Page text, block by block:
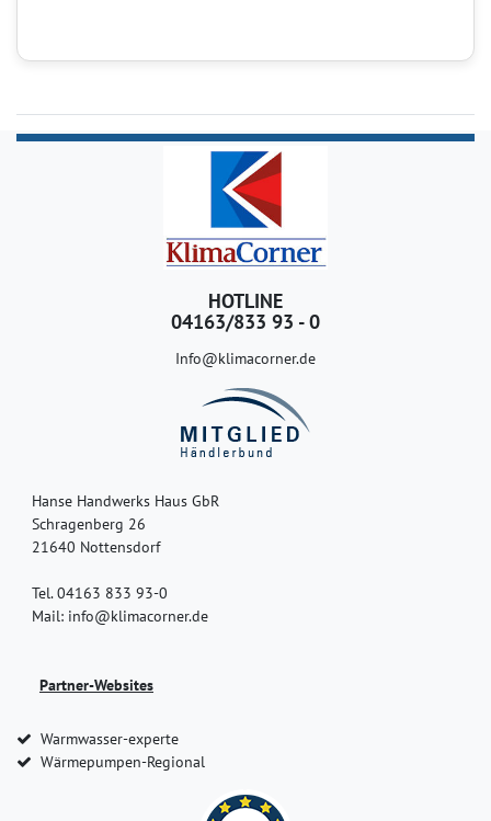
HOTLINE
04163/833 93 - 0
Info@klimacorner.de
Hanse Handwerks Haus GbR
Schragenberg 26
21640 Nottensdorf
Tel. 04163 833 93-0
Mail: info@klimacorner.de
Partner-Websites
Warmwasser-experte
Wärmepumpen-Regional